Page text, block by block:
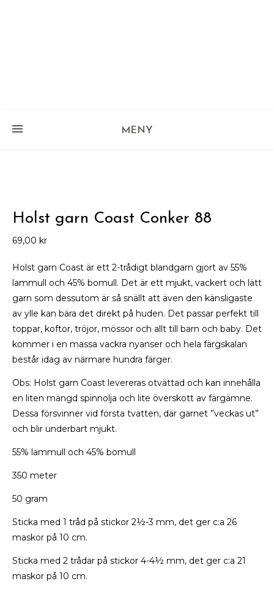
MENY
Holst garn Coast Conker 88
69,00 kr
Holst garn Coast är ett 2-trådigt blandgarn gjort av 55%
lammull och 45% bomull. Det är ett mjukt, vackert och lätt
garn som dessutom är så snällt att även den känsligaste
av ylle kan bära det direkt på huden. Det passar perfekt till
toppar, koftor, tröjor, mössor och allt till barn och baby. Det
kommer i en massa vackra nyanser och hela färgskalan
består idag av närmare hundra färger.
Obs: Holst garn Coast levereras otvättad och kan innehålla
en liten mängd spinnolja och lite överskott av färgämne.
Dessa försvinner vid första tvätten, där garnet ”veckas ut”
och blir underbart mjukt.
55% lammull och 45% bomull
350 meter
50 gram
Sticka med 1 tråd på stickor 2½-3 mm, det ger c:a 26
maskor på 10 cm.
Sticka med 2 trådar på stickor 4-4½ mm, det ger c:a 21
maskor på 10 cm.